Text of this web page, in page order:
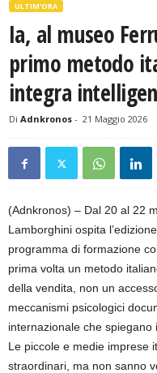
ULTIM'ORA
Ia, al museo
primo metodo
integra
Di Adnkronos - 21 Maggio 2026
(Adnkronos) – Dal 20 al 22
Lamborghini ospita
programma di formazione
prima volta un metodo
della vendita, non un
meccanismi psicologici
internazionale che
Le piccole e medie imprese
straordinari, ma non sanno